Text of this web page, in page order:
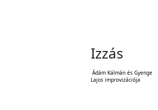
Izzás
Ádám Kálmán és Gyenge
Lajos improvizációja